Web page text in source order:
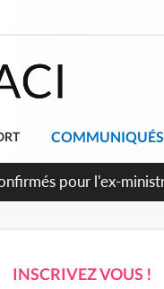
COMMUNIQUÉS
pour l'ex-
INSCRIVEZ VOUS !